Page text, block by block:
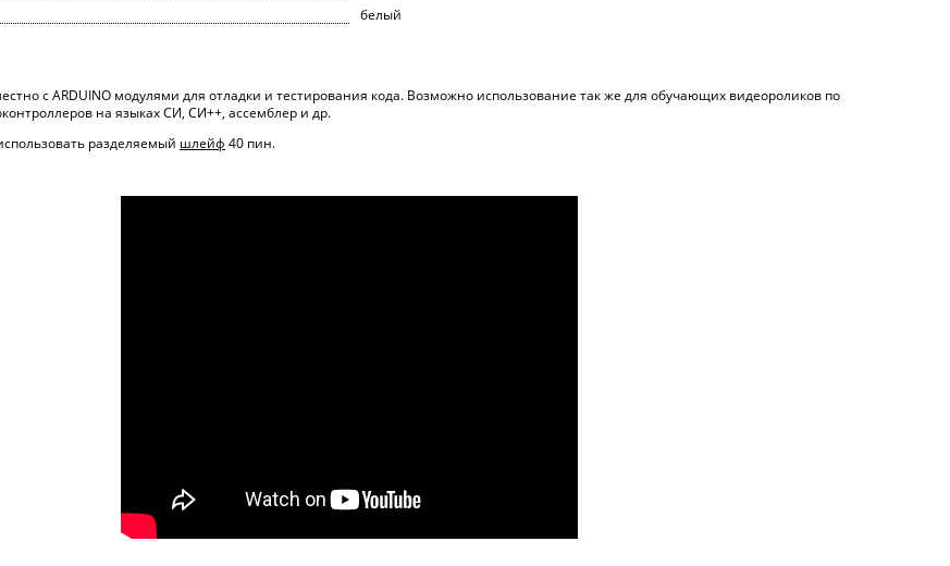
белый
с ARDUINO модулями для отладки и тестирования кода. Возможно использование так же для обучающих видеороликов по
на языках СИ, СИ++, ассемблер и др.
разделяемый шлейф 40 пин.